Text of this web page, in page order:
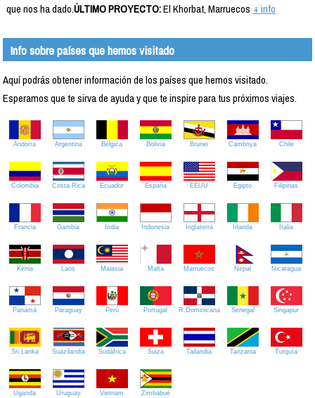
que nos ha dado.ÚLTIMO PROYECTO:El Khorbat, Marruecos + info
Info sobre países que hemos visitado
Aquí podrás obtener información de los países que hemos visitado.
Esperamos que te sirva de ayuda y que te inspire para tus próximos viajes.
Andorra Argentina Bélgica Bolivia Brunei Camboya Chile
Colombia Costa Rica Ecuador España EEUU Egipto Filipinas
Francia Gambia India Indonesia Inglaterra Irlanda Italia
Kenia Laos Malasia Malta Marruecos Nepal Nicaragua
Panamá Paraguay Perú Portugal R.Dominicana Senegal Singapur
Sri Lanka Suazilandia Sudáfrica Suiza Tailandia Tanzania Turquía
Uganda Uruguay Vietnam Zimbabue